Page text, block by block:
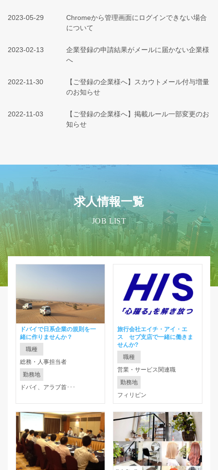
2023-05-29
Chromeから管理画面にログインできない場合
について
2023-02-13
企業登録の申請結果がメールに届かない企業様
へ
2022-11-30
【ご登録の企業様へ】スカウトメール付与増量
のお知らせ
2022-11-03
【ご登録の企業様へ】掲載ルール一部変更のお
知らせ
求人情報一覧
JOB LIST
ドバイで日系企業の規則を一
緒に作りませんか？
職種
総務・人事担当者
勤務地
ドバイ、アラブ首･･･
旅行会社エイチ・アイ・エ
ス セブ支店で一緒に働きま
せんか?
職種
営業・サービス関連職
勤務地
フィリピン